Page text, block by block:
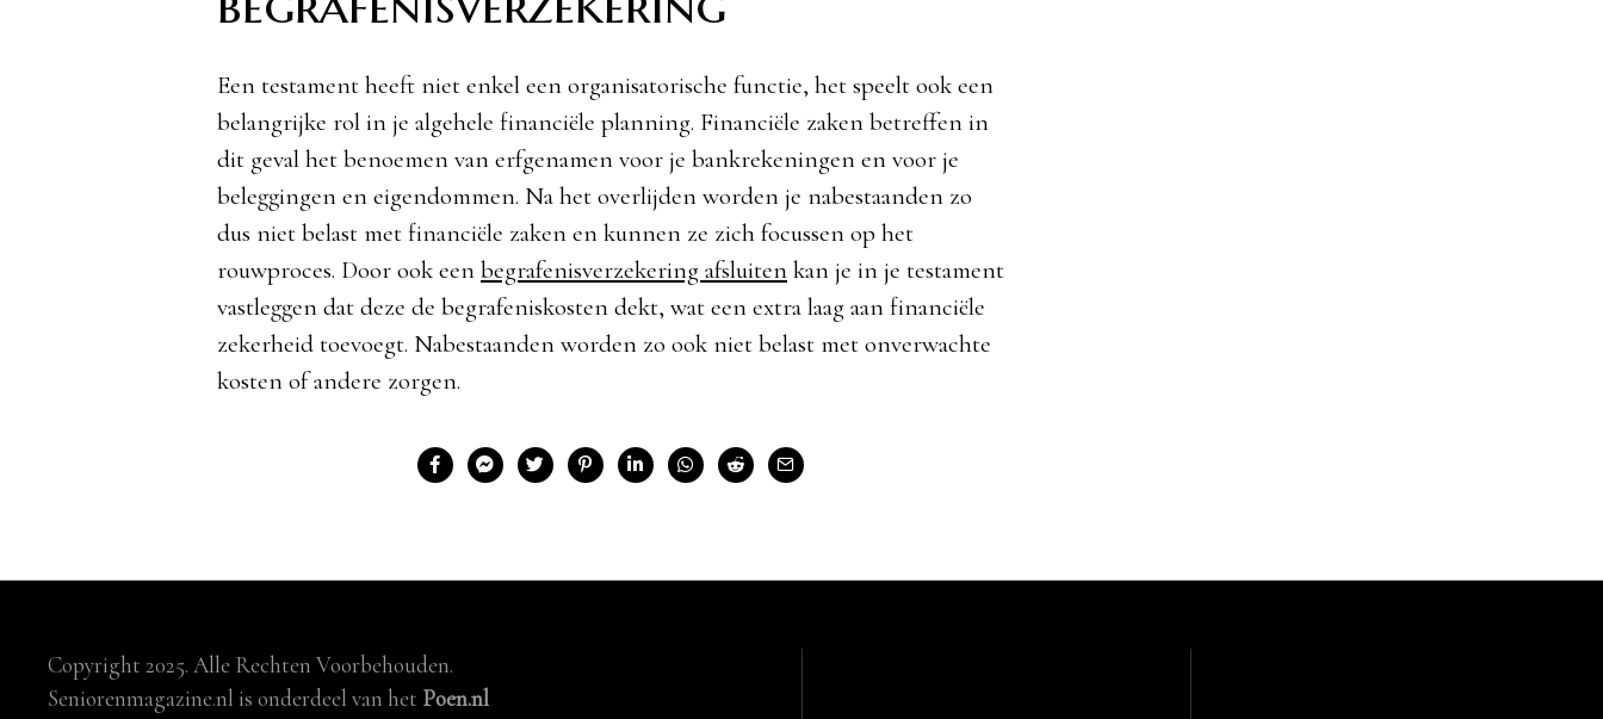
Een testament heeft niet enkel een organisatorische functie, het speelt ook een
belangrijke rol in je algehele financiële planning. Financiële zaken betreffen in
dit geval het benoemen van erfgenamen voor je bankrekeningen en voor je
beleggingen en eigendommen. Na het overlijden worden je nabestaanden zo
dus niet belast met financiële zaken en kunnen ze zich focussen op het
rouwproces. Door ook een begrafenisverzekering afsluitenkan je in je testament
vastleggen dat deze de begrafeniskosten dekt, wat een extra laag aan financiële
zekerheid toevoegt. Nabestaanden worden zo ook niet belast met onverwachte
kosten of andere zorgen.
Copyright 2025. Alle Rechten Voorbehouden.
Seniorenmagazine.nl is onderdeel van het Poen.nl